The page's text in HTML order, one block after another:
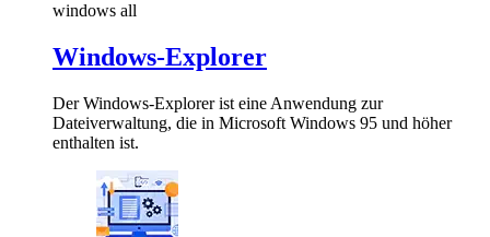
windows all
Windows-Explorer
Der Windows-Explorer ist eine Anwendung zur
Dateiverwaltung, die in Microsoft Windows 95 und höher
enthalten ist.